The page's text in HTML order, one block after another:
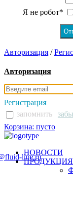
Я не робот*
Авторизация /
Авторизация
Регистрация
запомнить |
Корзина: пусто
line.ru
НОВОСТИ
ПРОДУКЦИЯ